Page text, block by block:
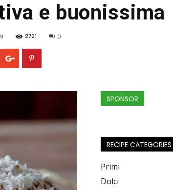
Profumi e buonissima
2721 0
SPONSOR
RECIPE CATEGORIES
Primi
Dolci